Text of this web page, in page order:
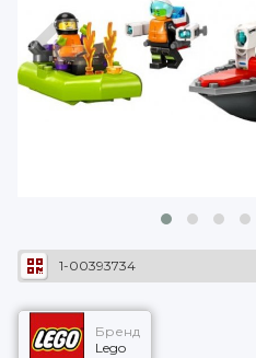
1-00393734
Бренд
Lego